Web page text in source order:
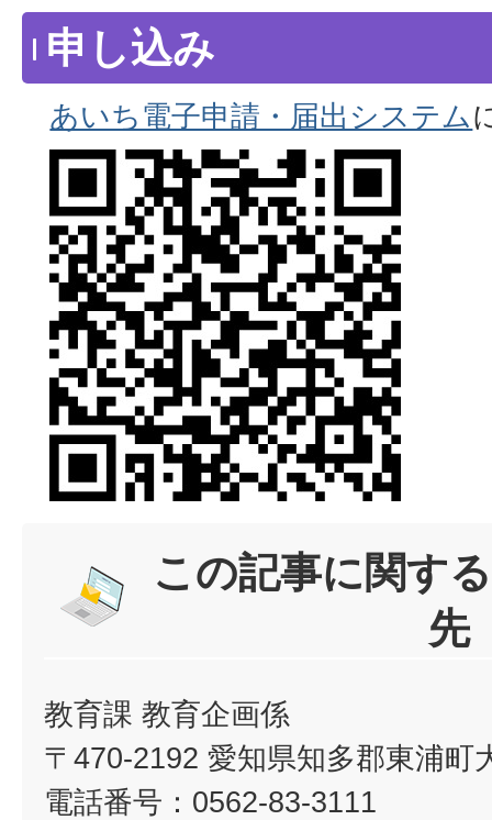
申し込み
あいち電子申請・届出システム
この記事に関す
先
教育課 教育企画係
〒470-2192 愛知県知多郡東浦町
電話番号：0562-83-3111